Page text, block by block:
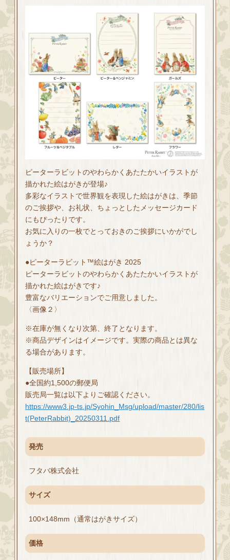
ピーターラビットのやわらかくあたたかいイラストが
描かれた絵はがきが登場♪
多彩なイラストで世界観を表現した絵はがきは、季節
のご挨拶や、お礼状、ちょっとしたメッセージカード
にもぴったりです。
お気に入りの一枚でとっておきのご挨拶にいかがでし
ょうか？
●ピーターラビット™︎絵はがき 2025
ピーターラビットのやわらかくあたたかいイラストが
描かれた絵はがきです♪
豊富なバリエーションでご用意しました。
〈画像２〉
※在庫が無くなり次第、終了となります。
※商品デザインはイメージです。実際の商品とは異な
る場合があります。
【販売場所】
●全国約1,500の郵便局
販売局一覧は以下よりご確認ください。
https://www3.jp-ts.jp/Syohin_Msg/upload/master/280/lis
t(PeterRabbit)_20250311.pdf
発売
フタバ株式会社
サイズ
100×148mm（通常はがきサイズ）
価格